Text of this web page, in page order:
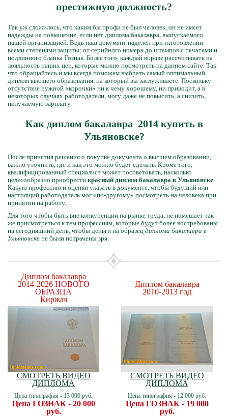
престижную должность?
Так уж сложилось, что каким бы профи не был человек, он не имеет
надежды на повышение, если нет диплома бакалавра, выпускаемого
нашей организацией. Ведь наш документ наделен при изготовлении
всеми степенями защиты: от серийного номера до штампов с печатями и
подлинного бланка Гознак. Более того, каждый вправе рассчитывать на
лояльность наших цен, которые можно посмотреть на данном сайте. Так
что обращайтесь и мы всегда поможем выбрать самый оптимальный
диплом высшего образования, на который вы заслуживаете. Поскольку
отсутствие нужной «корочки» ни к чему хорошему, ни приводит, а в
некоторых случаях работодатели, могу даже не повысить, а снизить,
получаемую зарплату.
Как диплом бакалавра 2014 купить в
Ульяновске?
После принятия решения о покупке документа о высшем образовании,
важно уточнить, где и как это можно будет сделать. Кроме того,
квалифицированный специалист может посоветовать, насколько
целесообразно приобрести красный диплом бакалавра в Ульяновске.
Какую профессию и оценки указать в документе, чтобы будущий или
настоящий работодатель мог «по-другому» посмотреть на человека при
принятии на работу.
Для того чтобы быть вне конкуренции на рынке труда, не помешает так
же присмотреться к тем профессиям, которые будут более востребованы
на сегодняшний день, чтобы деньги на образец диплома бакалавра в
Ульяновске не были потрачены зря.
Диплом бакалавра
2014-2026 НОВОГО
ОБРАЗЦА
Киржач
СМОТРЕТЬ ВИДЕО
ДИПЛОМА
Цена типография - 13 000 руб.
Цена ГОЗНАК - 20 000
руб.
Диплом бакалавра
2010-2013 год
СМОТРЕТЬ ВИДЕО
ДИПЛОМА
Цена типография - 12 000 руб.
Цена ГОЗНАК - 19 000
руб.